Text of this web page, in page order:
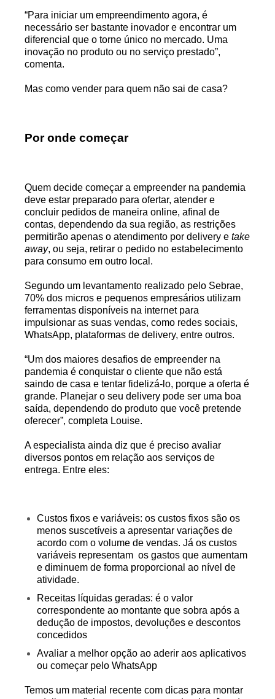
“Para iniciar um empreendimento agora, é
necessário ser bastante inovador e encontrar um
diferencial que o torne único no mercado. Uma
inovação no produto ou no serviço prestado”,
comenta.
Mas como vender para quem não sai de casa?
Por onde começar
Quem decide começar a empreender na pandemia
deve estar preparado para ofertar, atender e
concluir pedidos de maneira online, afinal de
contas, dependendo da sua região, as restrições
permitirão apenas o atendimento por delivery e take
away, ou seja, retirar o pedido no estabelecimento
para consumo em outro local.
Segundo um levantamento realizado pelo Sebrae,
70% dos micros e pequenos empresários utilizam
ferramentas disponíveis na internet para
impulsionar as suas vendas, como redes sociais,
WhatsApp, plataformas de delivery, entre outros.
“Um dos maiores desafios de empreender na
pandemia é conquistar o cliente que não está
saindo de casa e tentar fidelizá-lo, porque a oferta é
grande. Planejar o seu delivery pode ser uma boa
saída, dependendo do produto que você pretende
oferecer”, completa Louise.
A especialista ainda diz que é preciso avaliar
diversos pontos em relação aos serviços de
entrega. Entre eles:
Custos fixos e variáveis: os custos fixos são os
menos suscetíveis a apresentar variações de
acordo com o volume de vendas. Já os custos
variáveis representam os gastos que aumentam
e diminuem de forma proporcional ao nível de
atividade.
Receitas líquidas geradas: é o valor
correspondente ao montante que sobra após a
dedução de impostos, devoluções e descontos
concedidos
Avaliar a melhor opção ao aderir aos aplicativos
ou começar pelo WhatsApp
Temos um material recente com dicas para montar